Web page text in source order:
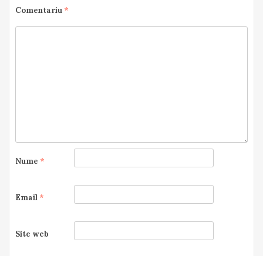
Comentariu *
Nume *
Email *
Site web